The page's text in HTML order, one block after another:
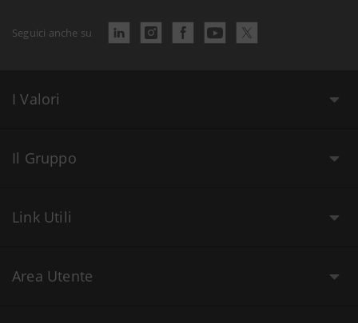
Seguici anche su
I Valori
Il Gruppo
Link Utili
Area Utente